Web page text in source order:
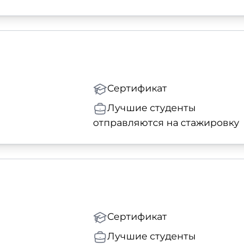
Сертификат
Лучшие студенты
отправляются на стажировку
Сертификат
Лучшие студенты